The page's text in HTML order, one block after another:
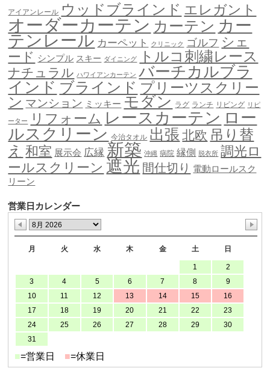
アイアンレール ウッドブラインド エレガント
オーダーカーテン カーテン カー
テンレール カーペット クリニック ゴルフ シェ
ード シンプル スキー ダイニング トルコ刺繍レース
ナチュラル ハワイアンカーテン バーチカルブラ
インド ブラインド プリーツスクリー
ン マンション ミッキー モダン ラグ ランチ リビング リピ
ーター リフォーム レースカーテン ロー
ルスクリーン 今治タオル 出張 北欧 吊り替
え 和室 展示会 広縁 新築 沖縄 病院 縁側 脱衣所 調光ロ
ールスクリーン 遮光 間仕切り 電動ロールスク
リーン
営業日カレンダー
月 火 水 木 金 土 日
1
2
3
4 5 6 7 8
9
10
11 12 13 14 15
16
17
18 19 20 21 22
23
24
25 26 27 28 29
30
31
■=営業日 ■=休業日